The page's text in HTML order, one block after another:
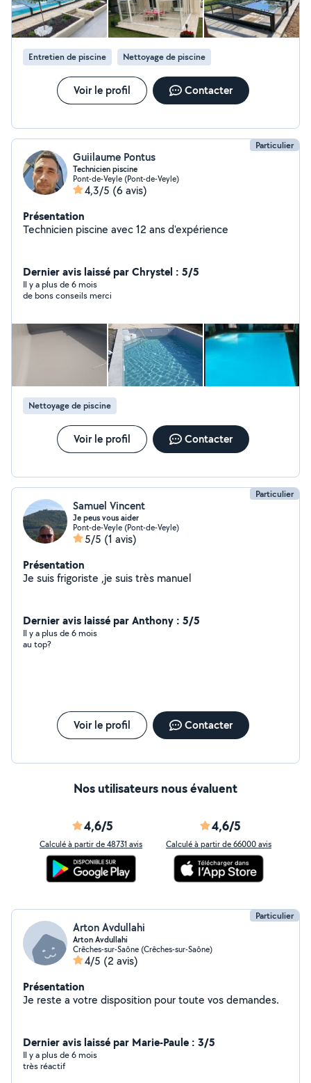
Entretien de piscine Nettoyage de piscine
Voir le profil Contacter
Particulier
Guiilaume Pontus
Technicien piscine
Pont-de-Veyle (Pont-de-Veyle)
4,3/5 (6 avis)
Présentation
Technicien piscine avec 12 ans d'expérience
Dernier avis laissé par Chrystel : 5/5
Il y a plus de 6 mois
de bons conseils merci
Nettoyage de piscine
Voir le profil Contacter
Particulier
Samuel Vincent
Je peus vous aider
Pont-de-Veyle (Pont-de-Veyle)
5/5 (1 avis)
Présentation
Je suis frigoriste ,je suis très manuel
Dernier avis laissé par Anthony : 5/5
Il y a plus de 6 mois
au top?
Voir le profil Contacter
Nos utilisateurs nous évaluent
4,6/5
Calculé à partir de 48731 avis
4,6/5
Calculé à partir de 66000 avis
Particulier
Arton Avdullahi
Arton Avdullahi
Crêches-sur-Saône (Crêches-sur-Saône)
4/5 (2 avis)
Présentation
Je reste a votre disposition pour toute vos demandes.
Dernier avis laissé par Marie-Paule : 3/5
Il y a plus de 6 mois
très réactif